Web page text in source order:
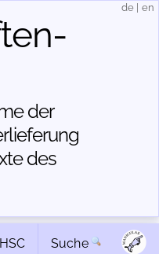
der
des
de en
HSC Suche